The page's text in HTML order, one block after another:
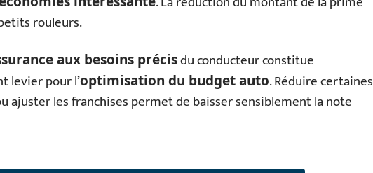
rouleurs.
aux besoins précisdu conducteur constitue
levier pour l’optimisation du budget auto. Réduire certaines
ajuster les franchises permet de baisser sensiblement la note